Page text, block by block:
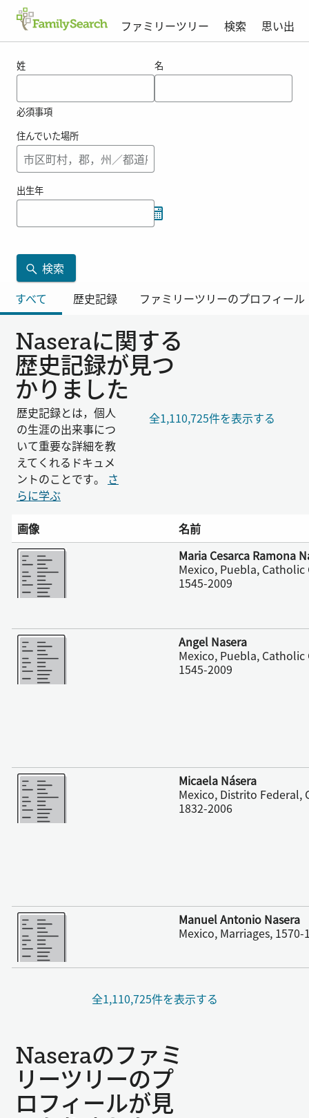
ファミリーツリー 検索
思い出
姓
必須事項
名
住んでいた場所
出生年
検索
すべて
歴史記録 ファミリーツリーのプロフィール
Naseraに関する
歴史記録が見つ
かりました
歴史記録とは，個人
の生涯の出来事につ
いて重要な詳細を教
えてくれるドキュメ
ントのことです。 さ
らに学ぶ
全1,110,725件を表示する
画像
名前
さらに表示
Maria Cesarca Ramona
Mexico, Puebla, Catholic
1545-2009
さらに表示
Angel Nasera
Mexico, Puebla, Catholic
1545-2009
さらに表示
Micaela Násera
Mexico, Distrito Federal,
1832-2006
さらに表示
Manuel Antonio Nasera
Mexico, Marriages, 1570-
全1,110,725件を表示する
Naseraのファミ
リーツリーのプ
ロフィールが見